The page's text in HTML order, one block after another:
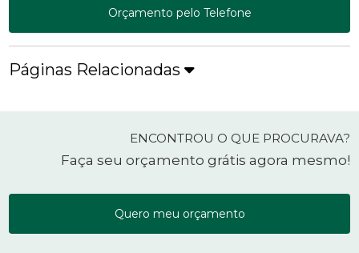
Orçamento pelo Telefone
Páginas Relacionadas
ENCONTROU O QUE PROCURAVA?
Faça seu orçamento grátis agora mesmo!
Quero meu orçamento